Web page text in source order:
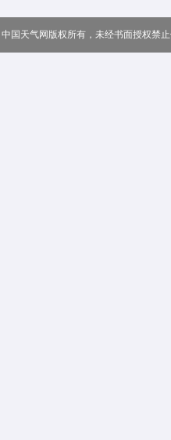
中国天气网版权所有，未经书面授权